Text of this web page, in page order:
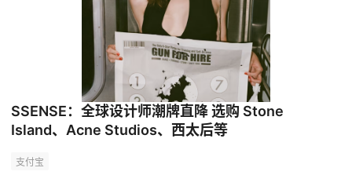
SSENSE：全球设计师潮牌直降 选购 Stone
Island、Acne Studios、西太后等